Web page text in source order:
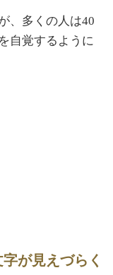
、多くの人は40
自覚するように
が見えづらく